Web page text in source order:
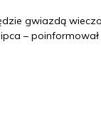
gwiazdą
–